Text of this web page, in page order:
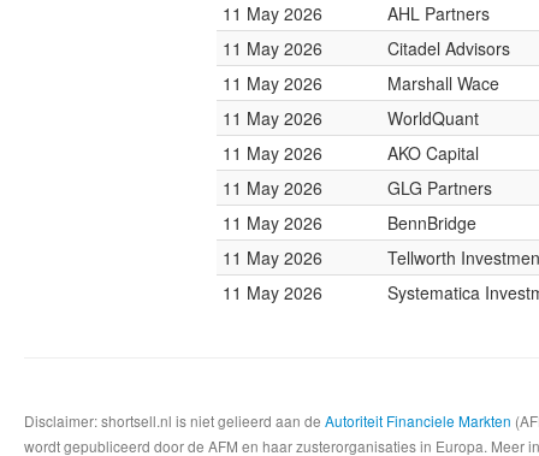
11 May 2026
AHL Partners
11 May 2026
Citadel Advisors
11 May 2026
Marshall Wace
11 May 2026
WorldQuant
11 May 2026
AKO Capital
11 May 2026
GLG Partners
11 May 2026
BennBridge
11 May 2026
Tellworth
11 May 2026
Systematica
Disclaimer: shortsell.nl is niet gelieerd aan de Autoriteit Financiele Markten
wordt gepubliceerd door de AFM en haar zusterorganisaties in Europa.